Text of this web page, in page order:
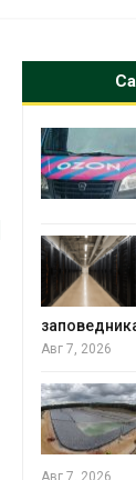
Авг 7, 2026
Авг 7, 2026